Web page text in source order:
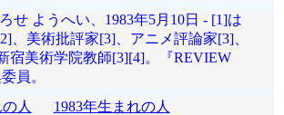
せ ようへい、1983年5月10日 - [1]は
、美術批評家[3]、アニメ評論家[3]、
宿美術学院教師[3][4]。『REVIEW
員。
人
1983年生まれの人